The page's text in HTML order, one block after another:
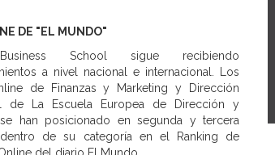
DE "EL MUNDO"
School sigue recibiendo
a nivel nacional e internacional. Los
de Finanzas y Marketing y Dirección
de La Escuela Europea de Dirección y
se han posicionado en segunda y tercera
de su categoría en el Ranking de